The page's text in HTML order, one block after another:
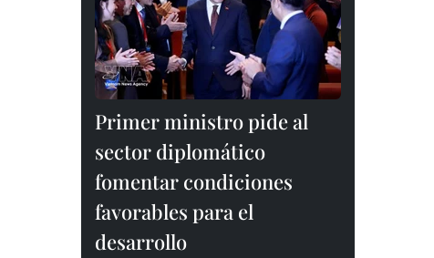
Primer ministro pide al
sector diplomático
fomentar condiciones
favorables para el
desarrollo